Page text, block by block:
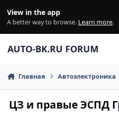
View in the app
A better way to browse. Learn more.
AUTO-BK.RU FORUM
Главная Автоэлектроника
ЦЗ и правые ЭСПД